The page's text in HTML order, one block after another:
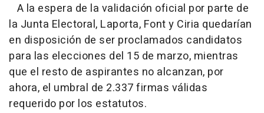
A la espera de la validación oficial por parte de
la Junta Electoral, Laporta, Font y Ciria quedarían
en disposición de ser proclamados candidatos
para las elecciones del 15 de marzo, mientras
que el resto de aspirantes no alcanzan, por
ahora, el umbral de 2.337 firmas válidas
requerido por los estatutos.